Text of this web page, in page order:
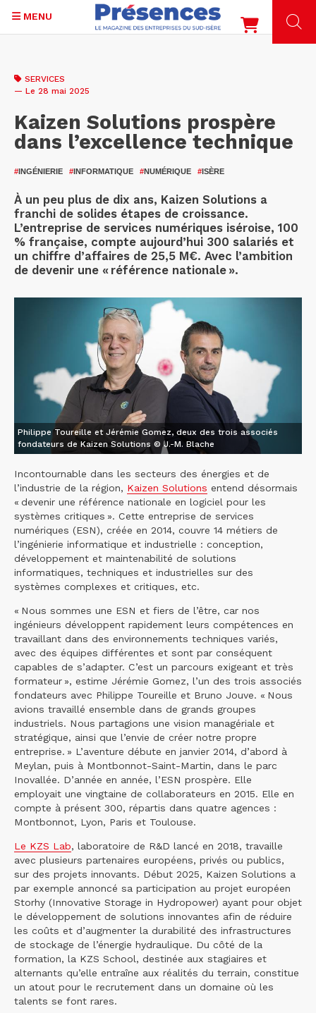
contenu
MENU
SERVICES
— Le 28 mai 2025
Kaizen Solutions prospère
dans l’excellence technique
#INGÉNIERIE #INFORMATIQUE #NUMÉRIQUE #ISÈRE
À un peu plus de dix ans, Kaizen Solutions a
franchi de solides étapes de croissance.
L’entreprise de services numériques iséroise, 100
% française, compte aujourd’hui 300 salariés et
un chiffre d’affaires de 25,5 M€. Avec l’ambition
de devenir une « référence nationale ».
Philippe Toureille et Jérémie Gomez, deux des trois associés
fondateurs de Kaizen Solutions © J.-M. Blache
Incontournable dans les secteurs des énergies et de
l’industrie de la région, Kaizen Solutions entend désormais
« devenir une référence nationale en logiciel pour les
systèmes critiques ». Cette entreprise de services
numériques (ESN), créée en 2014, couvre 14 métiers de
l’ingénierie informatique et industrielle : conception,
développement et maintenabilité de solutions
informatiques, techniques et industrielles sur des
systèmes complexes et critiques, etc.
« Nous sommes une ESN et fiers de l’être, car nos
ingénieurs développent rapidement leurs compétences en
travaillant dans des environnements techniques variés,
avec des équipes différentes et sont par conséquent
capables de s’adapter. C’est un parcours exigeant et très
formateur », estime Jérémie Gomez, l’un des trois associés
fondateurs avec Philippe Toureille et Bruno Jouve. « Nous
avions travaillé ensemble dans de grands groupes
industriels. Nous partagions une vision managériale et
stratégique, ainsi que l’envie de créer notre propre
entreprise. » L’aventure débute en janvier 2014, d’abord à
Meylan, puis à Montbonnot-Saint-Martin, dans le parc
Inovallée. D’année en année, l’ESN prospère. Elle
employait une vingtaine de collaborateurs en 2015. Elle en
compte à présent 300, répartis dans quatre agences :
Montbonnot, Lyon, Paris et Toulouse.
Le KZS Lab, laboratoire de R&D lancé en 2018, travaille
avec plusieurs partenaires européens, privés ou publics,
sur des projets innovants. Début 2025, Kaizen Solutions a
par exemple annoncé sa participation au projet européen
Storhy (Innovative Storage in Hydropower) ayant pour objet
le développement de solutions innovantes afin de réduire
les coûts et d’augmenter la durabilité des infrastructures
de stockage de l’énergie hydraulique. Du côté de la
formation, la KZS School, destinée aux stagiaires et
alternants qu’elle entraîne aux réalités du terrain, constitue
un atout pour le recrutement dans un domaine où les
talents se font rares.